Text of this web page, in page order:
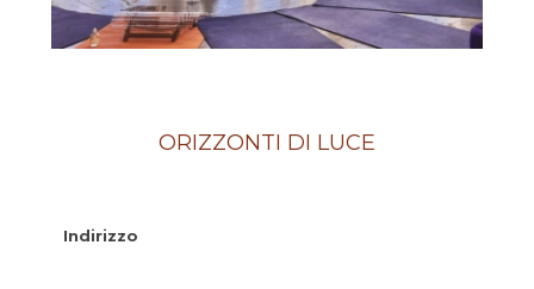
ORIZZONTI DI LUCE
Indirizzo